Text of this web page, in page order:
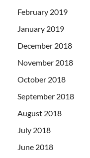
February 2019
January 2019
December 2018
November 2018
October 2018
September 2018
August 2018
July 2018
June 2018